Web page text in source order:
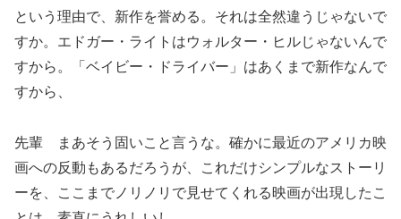
という理由で、新作を誉める。それは全然違うじゃないで
すか。エドガー・ライトはウォルター・ヒルじゃないんで
すから。「ベイビー・ドライバー」はあくまで新作なんで
すから、
先輩 まあそう固いこと言うな。確かに最近のアメリカ映
画への反動もあるだろうが、これだけシンプルなストーリ
ーを、ここまでノリノリで見せてくれる映画が出現したこ